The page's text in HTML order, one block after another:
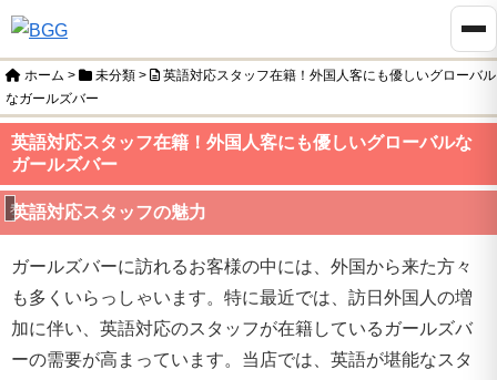
ホーム > 未分類 >
英語対応スタッフ在籍！外国人客にも優しいグローバル
なガールズバー
英語対応スタッフ在籍！外国人客にも優しいグローバルな
ガールズバー
未分類
英語対応スタッフの魅力
ガールズバーに訪れるお客様の中には、外国から来た方々
も多くいらっしゃいます。特に最近では、訪日外国人の増
加に伴い、英語対応のスタッフが在籍しているガールズバ
ーの需要が高まっています。当店では、英語が堪能なスタ